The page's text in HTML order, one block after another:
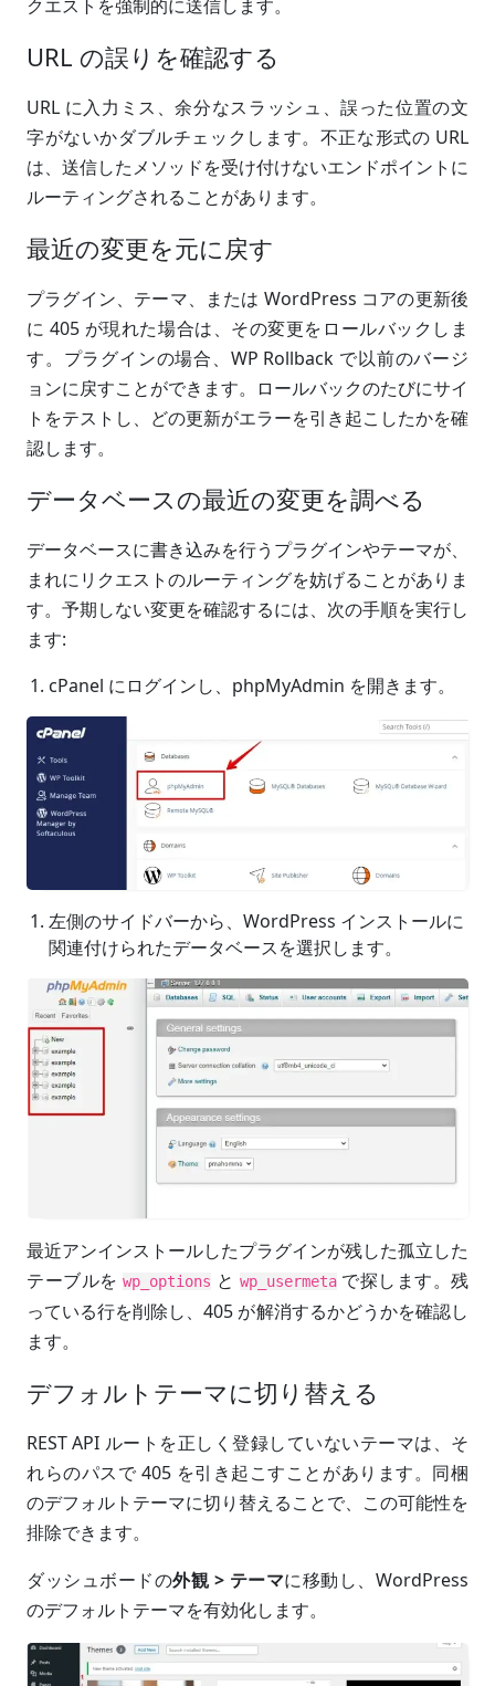
クエストを強制的に送信します。
URL の誤りを確認する
URL に入力ミス、余分なスラッシュ、誤った位置の文
字がないかダブルチェックします。不正な形式の URL
は、送信したメソッドを受け付けないエンドポイントに
ルーティングされることがあります。
最近の変更を元に戻す
プラグイン、テーマ、または WordPress コアの更新後
に 405 が現れた場合は、その変更をロールバックしま
す。プラグインの場合、WP Rollback で以前のバージ
ョンに戻すことができます。ロールバックのたびにサイ
トをテストし、どの更新がエラーを引き起こしたかを確
認します。
データベースの最近の変更を調べる
データベースに書き込みを行うプラグインやテーマが、
まれにリクエストのルーティングを妨げることがありま
す。予期しない変更を確認するには、次の手順を実行し
ます:
cPanel にログインし、phpMyAdmin を開きます。
左側のサイドバーから、WordPress インストールに
関連付けられたデータベースを選択します。
最近アンインストールしたプラグインが残した孤立した
テーブルを wp_options と wp_usermetaで探します。残
っている行を削除し、405 が解消するかどうかを確認し
ます。
デフォルトテーマに切り替える
REST API ルートを正しく登録していないテーマは、そ
れらのパスで 405 を引き起こすことがあります。同梱
のデフォルトテーマに切り替えることで、この可能性を
排除できます。
ダッシュボードの外観 > テーマに移動し、WordPress
のデフォルトテーマを有効化します。